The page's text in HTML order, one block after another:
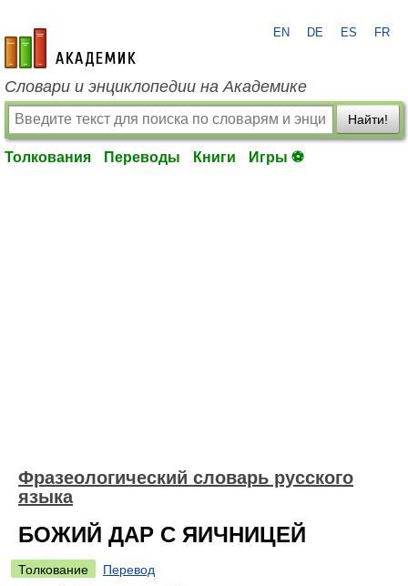
academic.ru
EN DE ES FR
Словари и энциклопедии на Академике
Найти!
Толкования Переводы Книги Игры ⚽
Фразеологический словарь русского
языка
БОЖИЙ ДАР С ЯИЧНИЦЕЙ
Толкование
Перевод